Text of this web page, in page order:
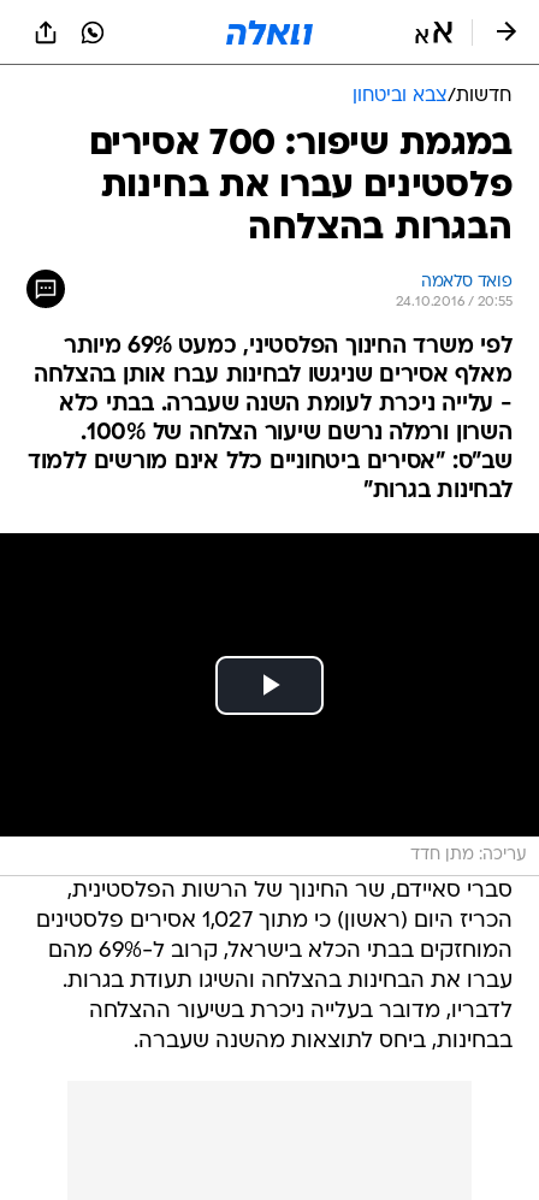
חדשות/צבא וביטחון
במגמת שיפור: 700 אסירים
פלסטינים עברו את בחינות
הבגרות בהצלחה
פואד סלאמה
24.10.2016 / 20:55
לפי משרד החינוך הפלסטיני, כמעט 69% מיותר
מאלף אסירים שניגשו לבחינות עברו אותן בהצלחה
- עלייה ניכרת לעומת השנה שעברה. בבתי כלא
השרון ורמלה נרשם שיעור הצלחה של 100%.
שב"ס: "אסירים ביטחוניים כלל אינם מורשים ללמוד
לבחינות בגרות"
עריכה: מתן חדד
סברי סאיידם, שר החינוך של הרשות הפלסטינית,
הכריז היום (ראשון) כי מתוך 1,027 אסירים פלסטינים
המוחזקים בבתי הכלא בישראל, קרוב ל-69% מהם
עברו את הבחינות בהצלחה והשיגו תעודת בגרות.
לדבריו, מדובר בעלייה ניכרת בשיעור ההצלחה
בבחינות, ביחס לתוצאות מהשנה שעברה.